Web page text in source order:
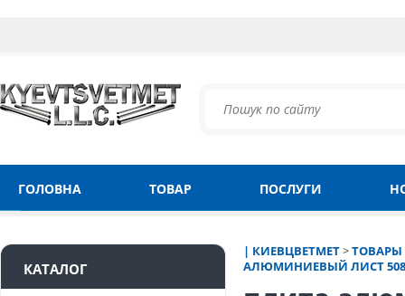
ГОЛОВНА ТОВАР ПОСЛУГИ
| КИЕВЦВЕТМЕТ>ТОВАРЫ
АЛЮМИНИЕВЫЙ ЛИСТ
КАТАЛОГ